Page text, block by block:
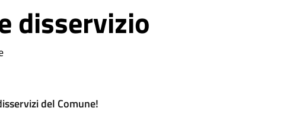
disservizio
del Comune!